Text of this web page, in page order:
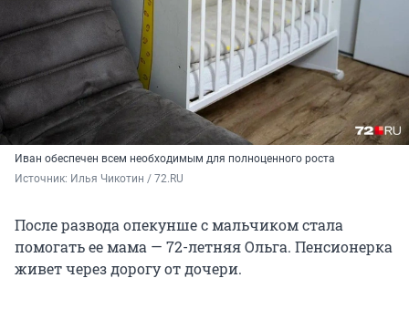
Иван обеспечен всем необходимым для полноценного роста
Источник: Илья Чикотин / 72.RU
После развода опекунше с мальчиком стала
помогать ее мама — 72-летняя Ольга. Пенсионерка
живет через дорогу от дочери.